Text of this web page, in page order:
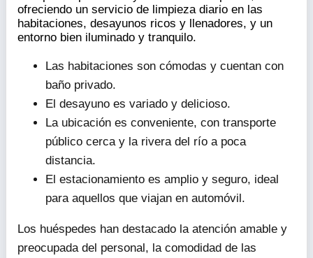
+56 63 221 5703
hostalbuenaventura.cl
Hotel
Hostal Buenaventuraes un lugar acogedor y
tranquilo que se caracteriza por su estilo antiguo y
su atención personalizada. El personal es amable y
siempre dispuesto a ayudar a los huéspedes,
ofreciendo un servicio de limpieza diario en las
entorno bien iluminado y tranquilo.
baño privado.
El desayuno es variado y delicioso.